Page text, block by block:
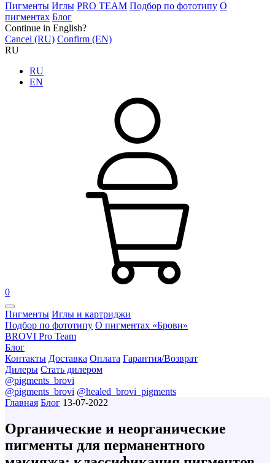
Пигменты Иглы PRO TEAM Подбор по фототипу О
пигментах Блог
Continue in English?
Cancel (RU) Confirm (EN)
RU
RU
EN
0
Пигменты Иглы и картриджи
Подбор по фототипу О пигментах «Брови»
BROVI Pro Team
Блог
Контакты Доставка Оплата Гарантия/Возврат
Дилеры Стать дилером
@pigments_brovi
@pigments_brovi @healed_brovi_pigments
Главная Блог 13-07-2022
Органические и неорганические
пигменты для перманентного